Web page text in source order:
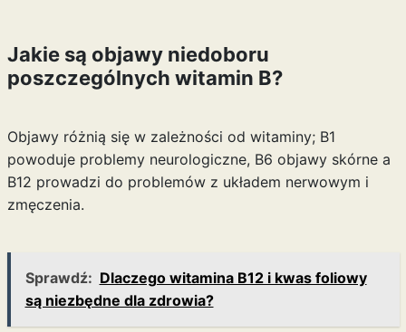
Jakie są objawy niedoboru
poszczególnych witamin B?
Objawy różnią się w zależności od witaminy; B1
powoduje problemy neurologiczne, B6 objawy skórne a
B12 prowadzi do problemów z układem nerwowym i
zmęczenia.
Sprawdź: Dlaczego witamina B12 i kwas foliowy
są niezbędne dla zdrowia?